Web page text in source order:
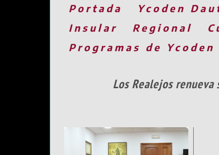
Portada Ycoden
Insular
Regional
Programas de
Los Realejos